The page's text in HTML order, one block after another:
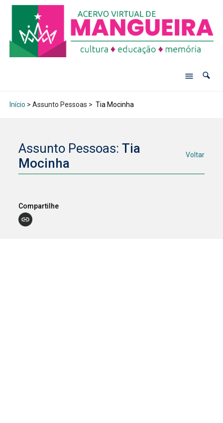
Início > Assunto Pessoas > Tia Mocinha
Assunto Pessoas:Tia
Mocinha
Voltar
Compartilhe